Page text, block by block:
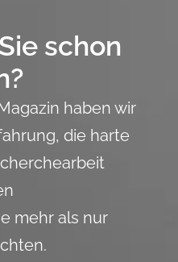
schon
haben wir
die harte
mehr als nur